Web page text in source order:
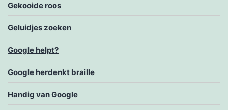
Gekooide roos
Geluidjes zoeken
Google helpt?
Google herdenkt braille
Handig van Google